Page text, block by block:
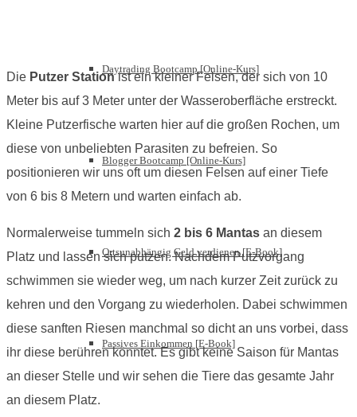
Daytrading Bootcamp [Online-Kurs]
Blogger Bootcamp [Online-Kurs]
Ortsunabhängig Geld verdienen [E-Book]
Passives Einkommen [E-Book]
Die Putzer Stationist ein kleiner Felsen, der sich von 10
Meter bis auf 3 Meter unter der Wasseroberfläche erstreckt.
Kleine Putzerfische warten hier auf die großen Rochen, um
diese von unbeliebten Parasiten zu befreien. So
positionieren wir uns oft um diesen Felsen auf einer Tiefe
von 6 bis 8 Metern und warten einfach ab.
Normalerweise tummeln sich 2 bis 6 Mantas an diesem
Platz und lassen sich putzen. Nachdem Putzvorgang
schwimmen sie wieder weg, um nach kurzer Zeit zurück zu
kehren und den Vorgang zu wiederholen. Dabei schwimmen
diese sanften Riesen manchmal so dicht an uns vorbei, dass
ihr diese berühren könntet. Es gibt keine Saison für Mantas
an dieser Stelle und wir sehen die Tiere das gesamte Jahr
an diesem Platz.